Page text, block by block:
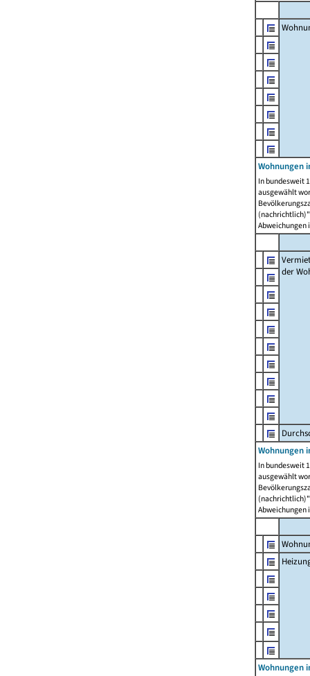
Wohnungen
In bundesweit
ausgewählt
Abweichungen
der
Wohnungen
In bundesweit
ausgewählt
Abweichungen
Wohnungen